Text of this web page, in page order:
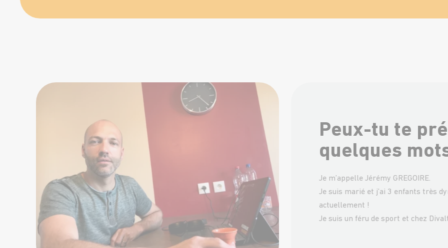
Peux-tu te
quelques
Je m’appelle Jérémy GREGOIRE.
Je suis marié et j’ai 3 enfants très
actuellement !
Je suis un féru de sport et chez